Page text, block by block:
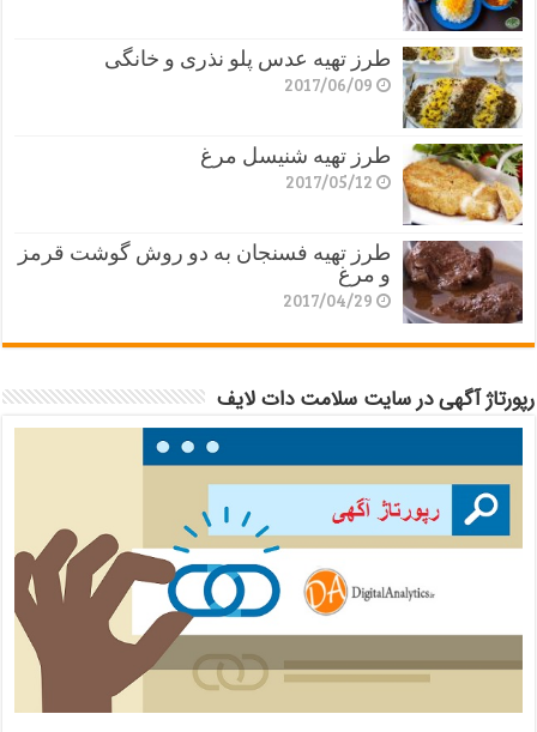
طرز تهیه عدس پلو نذری و خانگی
2017/06/09
طرز تهیه شنیسل مرغ
2017/05/12
طرز تهیه فسنجان به دو روش گوشت قرمز
و مرغ
2017/04/29
رپورتاژ آگهی در سایت سلامت دات لایف